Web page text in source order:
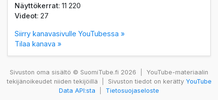
Näyttökerrat: 11 220
Videot: 27
Siirry kanavasivulle YouTubessa »
Tilaa kanava »
Sivuston oma sisältö © SuomiTube.fi 2026
YouTube-materiaalin
tekijänoikeudet niiden tekijöillä
Sivuston tiedot on kerätty YouTube
Data API:sta
Tietosuojaseloste